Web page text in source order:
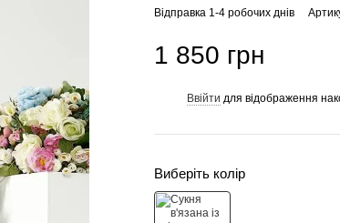
Відправка 1-4 робочих днів
1 850 грн
Ввійти для відображення
Виберіть колір